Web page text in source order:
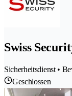
Swiss
Sicherheitsdienst •
Geschlossen